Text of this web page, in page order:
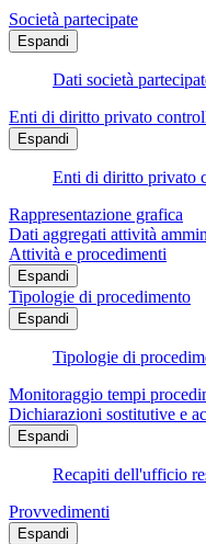
Società partecipate
Espandi
Dati società
Enti di diritto privato
Espandi
Enti di diritto privato
Rappresentazione grafica
Dati aggregati attività
Attività e procedimenti
Espandi
Tipologie di procedimento
Espandi
Tipologie di
Monitoraggio tempi
Dichiarazioni sostitutive e
Espandi
Recapiti dell'ufficio
Provvedimenti
Espandi